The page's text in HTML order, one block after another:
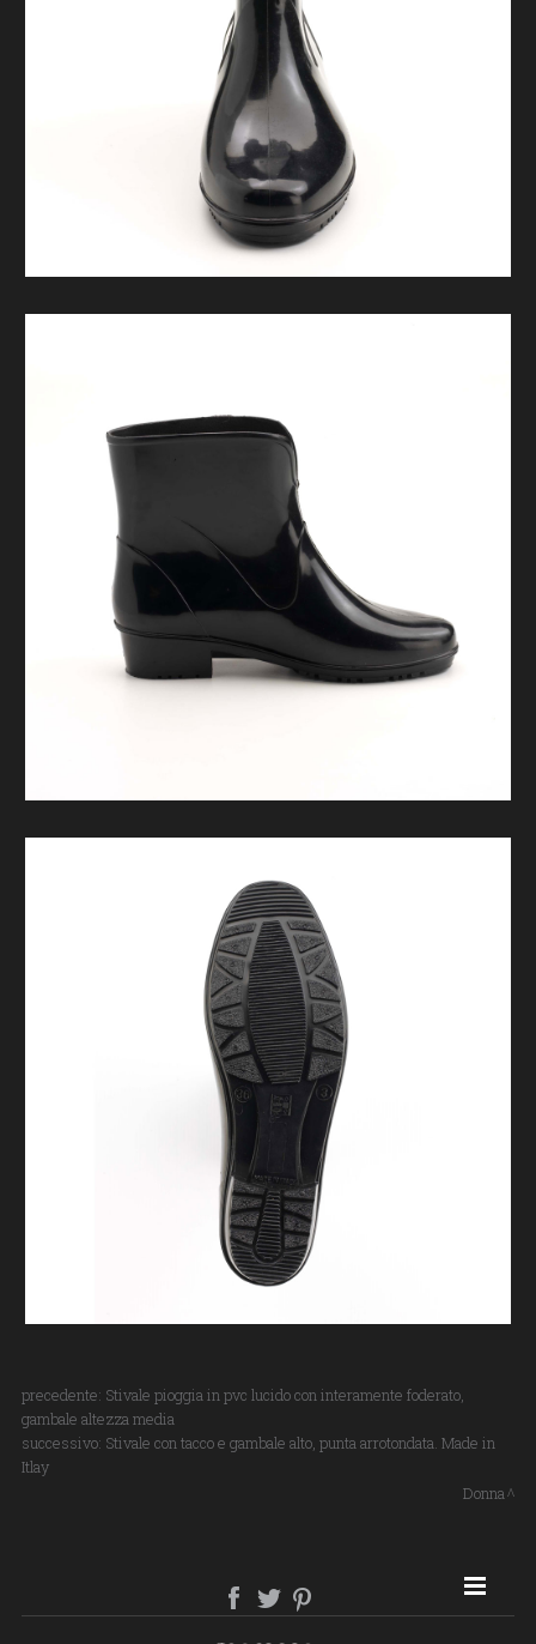
precedente: Stivale pioggia in pvc lucido con interamente foderato,
gambale altezza media
successivo: Stivale con tacco e gambale alto, punta arrotondata. Made in
Itlay
Donna